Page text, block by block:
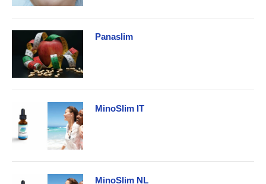
Panaslim
MinoSlim IT
MinoSlim NL